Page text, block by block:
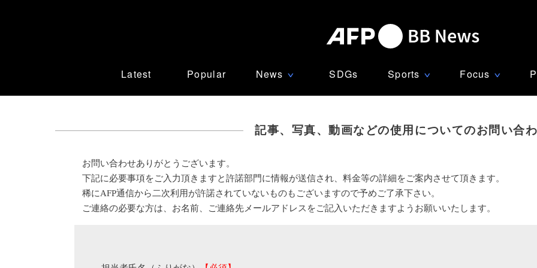
Latest Popular News ∨ SDGs Sports ∨ Focus ∨
記事、写真、動画などの使用についてのお問い合
お問い合わせありがとうございます。
下記に必要事項をご入力頂きますと許諾部門に情報が送信され、料金等の詳細をご案内させて頂きます。
稀にAFP通信から二次利用が許諾されていないものもございますので予めご了承下さい。
ご連絡の必要な方は、お名前、ご連絡先メールアドレスをご記入いただきますようお願いいたします。